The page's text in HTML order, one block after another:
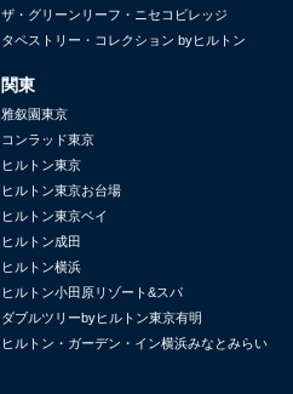
ザ・グリーンリーフ・ニセコビレッジ
タペストリー・コレクション byヒルトン
関東
雅叙園東京
コンラッド東京
ヒルトン東京
ヒルトン東京お台場
ヒルトン東京ベイ
ヒルトン成田
ヒルトン横浜
ヒルトン小田原リゾート&スパ
ダブルツリーbyヒルトン東京有明
ヒルトン・ガーデン・イン横浜みなとみらい